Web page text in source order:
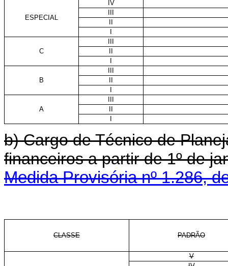
ESPECIAL
IV
C
B
A
b) Cargo de Técnico de
financeiros a partir de 1º
Medida Provisória nº 1.286,
CLASSE PADRÃO
V